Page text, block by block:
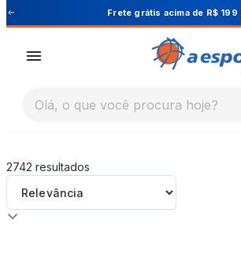
A Esportiva Frete grátis acima de R$ 199
Olá, o que você procura hoje?
2742 resultados